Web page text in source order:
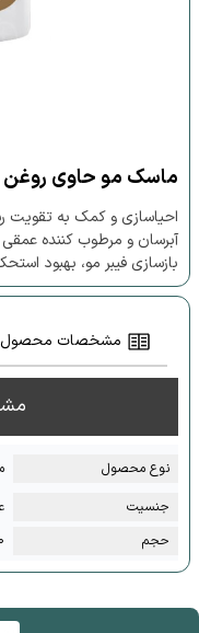
ماسک مو حاوی روغن آرگان
احیاسازی و کمک به تقویت
آبرسان و مرطوب کننده
بازسازی فیبر مو، بهبود
مشخصات محصول
نوع محصول
جنسیت
حجم